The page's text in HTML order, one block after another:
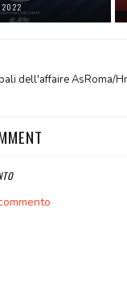
2022
dell'affaire AsRoma/